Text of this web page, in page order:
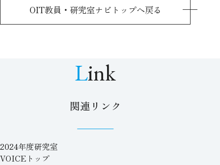
OIT教員・研究室ナビトップへ戻る
Link
関連リンク
2024年度研究室
VOICEトップ